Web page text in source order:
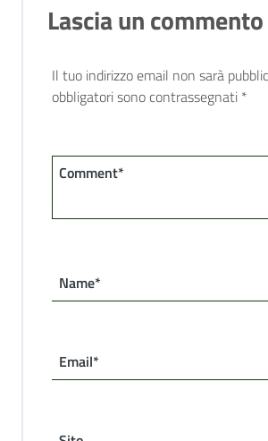
Lascia un commento
Il tuo indirizzo email non sarà
obbligatori sono contrassegnati *
Comment*
Name*
Email*